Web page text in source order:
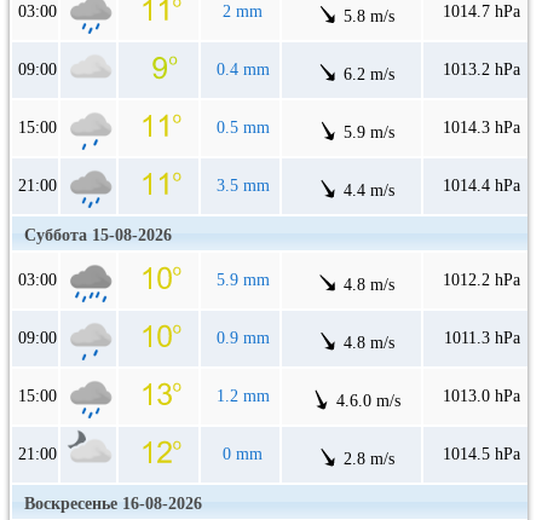
03:00 2 mm 5.8 m/s 1014.7 hPa
09:00 0.4 mm 6.2 m/s 1013.2 hPa
15:00 0.5 mm 5.9 m/s 1014.3 hPa
21:00 3.5 mm 4.4 m/s 1014.4 hPa
Суббота 15-08-2026
03:00 5.9 mm 4.8 m/s 1012.2 hPa
09:00 0.9 mm 4.8 m/s 1011.3 hPa
15:00 1.2 mm 4.6.0 m/s 1013.0 hPa
21:00 0 mm 2.8 m/s 1014.5 hPa
Воскресенье 16-08-2026